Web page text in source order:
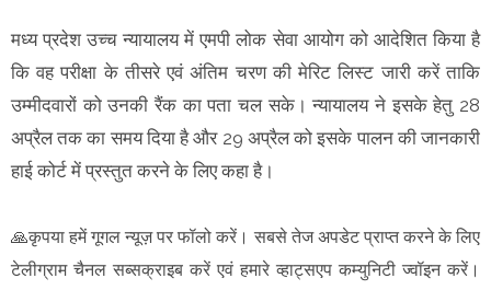
मध्य प्रदेश उच्च न्यायालय में एमपी लोक सेवा आयोग को आदेशित किया है
कि वह परीक्षा के तीसरे एवं अंतिम चरण की मेरिट लिस्ट जारी करें ताकि
उम्मीदवारों को उनकी रैंक का पता चल सके। न्यायालय ने इसके हेतु 28
अप्रैल तक का समय दिया है और 29 अप्रैल को इसके पालन की जानकारी
हाई कोर्ट में प्रस्तुत करने के लिए कहा है।
🙏कृपया हमें गूगल न्यूज़ पर फॉलो करें। सबसे तेज अपडेट प्राप्त करने के लिए
टेलीग्राम चैनल सब्सक्राइब करें एवं हमारे व्हाट्सएप कम्युनिटी ज्वॉइन करें।